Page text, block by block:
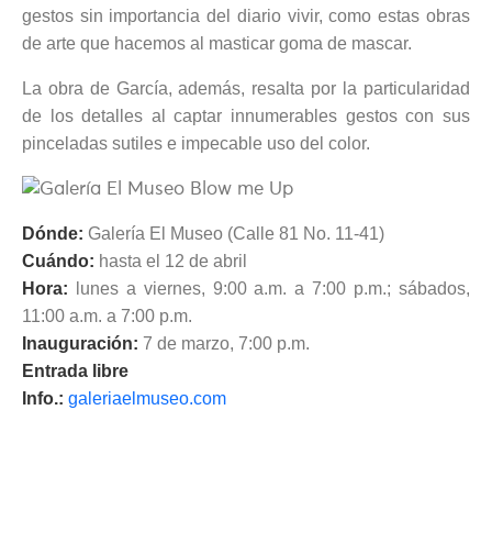
gestos sin importancia del diario vivir, como estas obras
de arte que hacemos al masticar goma de mascar.
La obra de García, además, resalta por la particularidad
de los detalles al captar innumerables gestos con sus
pinceladas sutiles e impecable uso del color.
Dónde: Galería El Museo (Calle 81 No. 11-41)
Cuándo: hasta el 12 de abril
Hora: lunes a viernes, 9:00 a.m. a 7:00 p.m.; sábados,
11:00 a.m. a 7:00 p.m.
Inauguración: 7 de marzo, 7:00 p.m.
Entrada libre
Info.: galeriaelmuseo.com